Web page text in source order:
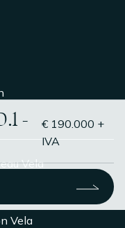
-
€ 190.000 +
IVA
Vela
Vela